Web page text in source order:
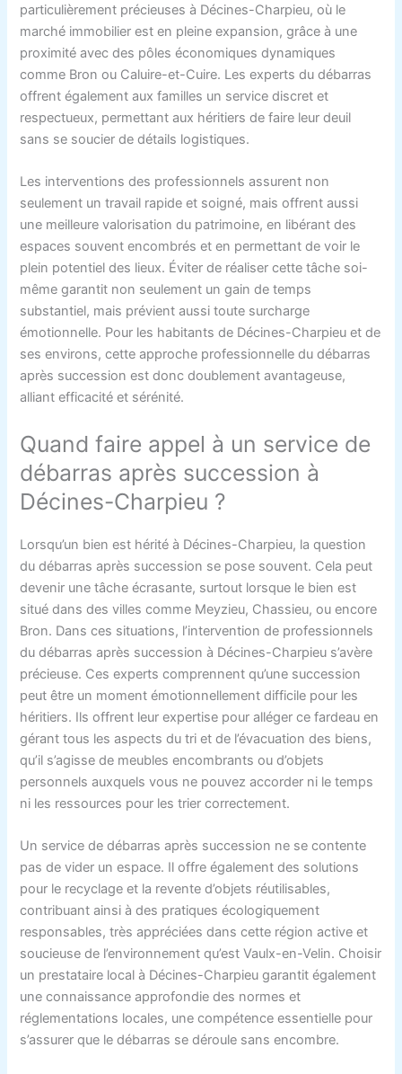
particulièrement précieuses à Décines-Charpieu, où le
marché immobilier est en pleine expansion, grâce à une
proximité avec des pôles économiques dynamiques
comme Bron ou Caluire-et-Cuire. Les experts du débarras
offrent également aux familles un service discret et
respectueux, permettant aux héritiers de faire leur deuil
sans se soucier de détails logistiques.
Les interventions des professionnels assurent non
seulement un travail rapide et soigné, mais offrent aussi
une meilleure valorisation du patrimoine, en libérant des
espaces souvent encombrés et en permettant de voir le
plein potentiel des lieux. Éviter de réaliser cette tâche soi-
même garantit non seulement un gain de temps
substantiel, mais prévient aussi toute surcharge
émotionnelle. Pour les habitants de Décines-Charpieu et de
ses environs, cette approche professionnelle du débarras
après succession est donc doublement avantageuse,
alliant efficacité et sérénité.
Quand faire appel à un service de
débarras après succession à
Décines-Charpieu ?
Lorsqu’un bien est hérité à Décines-Charpieu, la question
du débarras après succession se pose souvent. Cela peut
devenir une tâche écrasante, surtout lorsque le bien est
situé dans des villes comme Meyzieu, Chassieu, ou encore
Bron. Dans ces situations, l’intervention de professionnels
du débarras après succession à Décines-Charpieu s’avère
précieuse. Ces experts comprennent qu’une succession
peut être un moment émotionnellement difficile pour les
héritiers. Ils offrent leur expertise pour alléger ce fardeau en
gérant tous les aspects du tri et de l’évacuation des biens,
qu’il s’agisse de meubles encombrants ou d’objets
personnels auxquels vous ne pouvez accorder ni le temps
ni les ressources pour les trier correctement.
Un service de débarras après succession ne se contente
pas de vider un espace. Il offre également des solutions
pour le recyclage et la revente d’objets réutilisables,
contribuant ainsi à des pratiques écologiquement
responsables, très appréciées dans cette région active et
soucieuse de l’environnement qu’est Vaulx-en-Velin. Choisir
un prestataire local à Décines-Charpieu garantit également
une connaissance approfondie des normes et
réglementations locales, une compétence essentielle pour
s’assurer que le débarras se déroule sans encombre.